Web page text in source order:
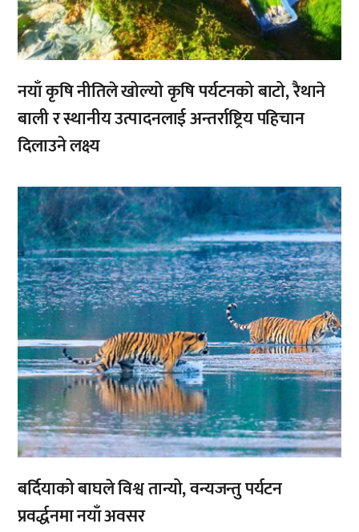
नयाँ कृषि नीतिले खोल्यो कृषि पर्यटनको बाटो, रैथाने
बाली र स्थानीय उत्पादनलाई अन्तर्राष्ट्रिय पहिचान
दिलाउने लक्ष्य
,
बर्दियाको बाघले विश्व तान्यो, वन्यजन्तु पर्यटन
प्रवर्द्धनमा नयाँ अवसर